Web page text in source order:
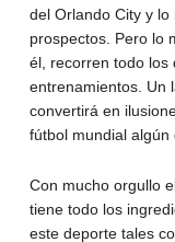
del Orlando City y
prospectos. Pero lo
él, recorren todo los
entrenamientos. Un
convertirá en
fútbol mundial algún
Con mucho orgullo
tiene todo los
este deporte tales